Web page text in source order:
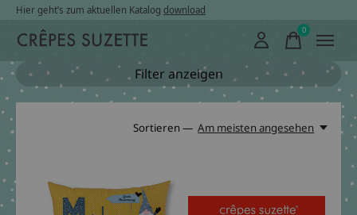
Hier geht’s zum aktuellen Katalog download
0items
Filter anzeigen
Sortieren — Am meisten angesehen